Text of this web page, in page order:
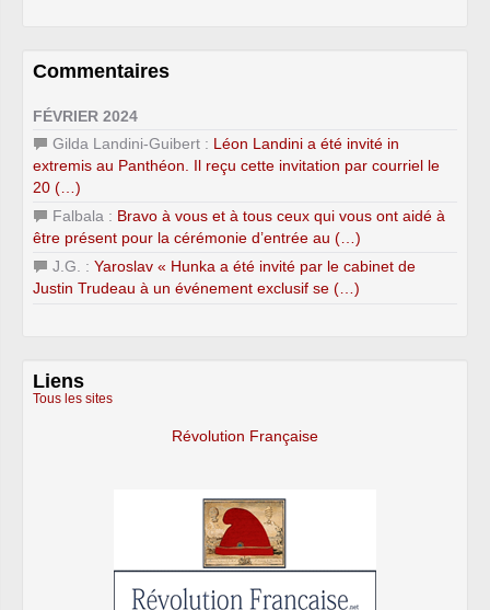
Commentaires
FÉVRIER 2024
Gilda Landini-Guibert : Léon Landini a été invité in
extremis au Panthéon. Il reçu cette invitation par courriel le
20 (…)
Falbala : Bravo à vous et à tous ceux qui vous ont aidé à
être présent pour la cérémonie d’entrée au (…)
J.G. : Yaroslav « Hunka a été invité par le cabinet de
Justin Trudeau à un événement exclusif se (…)
Liens
Tous les sites
Révolution Française